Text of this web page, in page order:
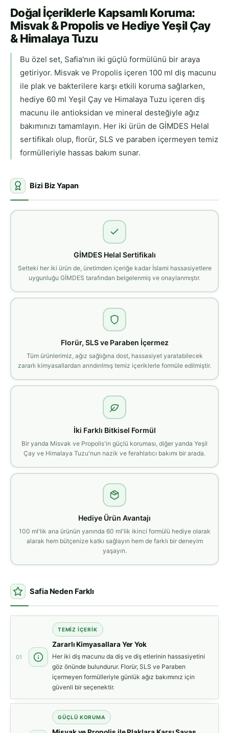
Doğal İçeriklerle Kapsamlı Koruma:
Misvak & Propolis ve Hediye Yeşil Çay
& Himalaya Tuzu
Bu özel set, Safia'nın iki güçlü formülünü bir araya
getiriyor. Misvak ve Propolis içeren 100 ml diş macunu
ile plak ve bakterilere karşı etkili koruma sağlarken,
hediye 60 ml Yeşil Çay ve Himalaya Tuzu içeren diş
macunu ile antioksidan ve mineral desteğiyle ağız
bakımınızı tamamlayın. Her iki ürün de GİMDES Helal
sertifikalı olup, florür, SLS ve paraben içermeyen temiz
formülleriyle hassas bakım sunar.
Bizi Biz Yapan
GİMDES Helal Sertifikalı
Setteki her iki ürün de, üretimden içeriğe kadar İslami hassasiyetlere
uygunluğu GİMDES tarafından belgelenmiş ve onaylanmıştır.
Florür, SLS ve Paraben İçermez
Tüm ürünlerimiz, ağız sağlığına dost, hassasiyet yaratabilecek
zararlı kimyasallardan arındırılmış temiz içeriklerle formüle edilmiştir.
İki Farklı Bitkisel Formül
Bir yanda Misvak ve Propolis'in güçlü koruması, diğer yanda Yeşil
Çay ve Himalaya Tuzu'nun nazik ve ferahlatıcı bakımı bir arada.
Hediye Ürün Avantajı
100 ml'lik ana ürünün yanında 60 ml'lik ikinci formülü hediye olarak
alarak hem bütçenize katkı sağlayın hem de farklı bir deneyim
yaşayın.
Safia Neden Farklı
01
TEMIZ İÇERIK
Zararlı Kimyasallara Yer Yok
Her iki diş macunu da diş ve diş etlerinin hassasiyetini
göz önünde bulundurur. Florür, SLS ve Paraben
içermeyen formülleriyle günlük ağız bakımınız için
güvenli bir seçenektir.
GÜÇLÜ KORUMA